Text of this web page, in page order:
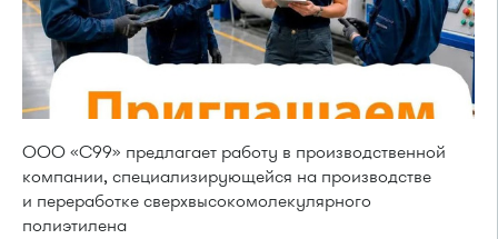
ООО «С99» предлагает работу в производственной
компании, специализирующейся на производстве
и переработке сверхвысокомолекулярного
полиэтилена